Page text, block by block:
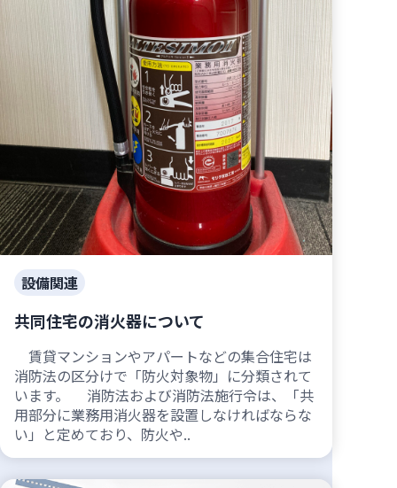
設備関連
共同住宅の消火器について
賃貸マンションやアパートなどの集合住宅は
消防法の区分けで「防火対象物」に分類されて
います。 消防法および消防法施行令は、「共
用部分に業務用消火器を設置しなければならな
い」と定めており、防火や..